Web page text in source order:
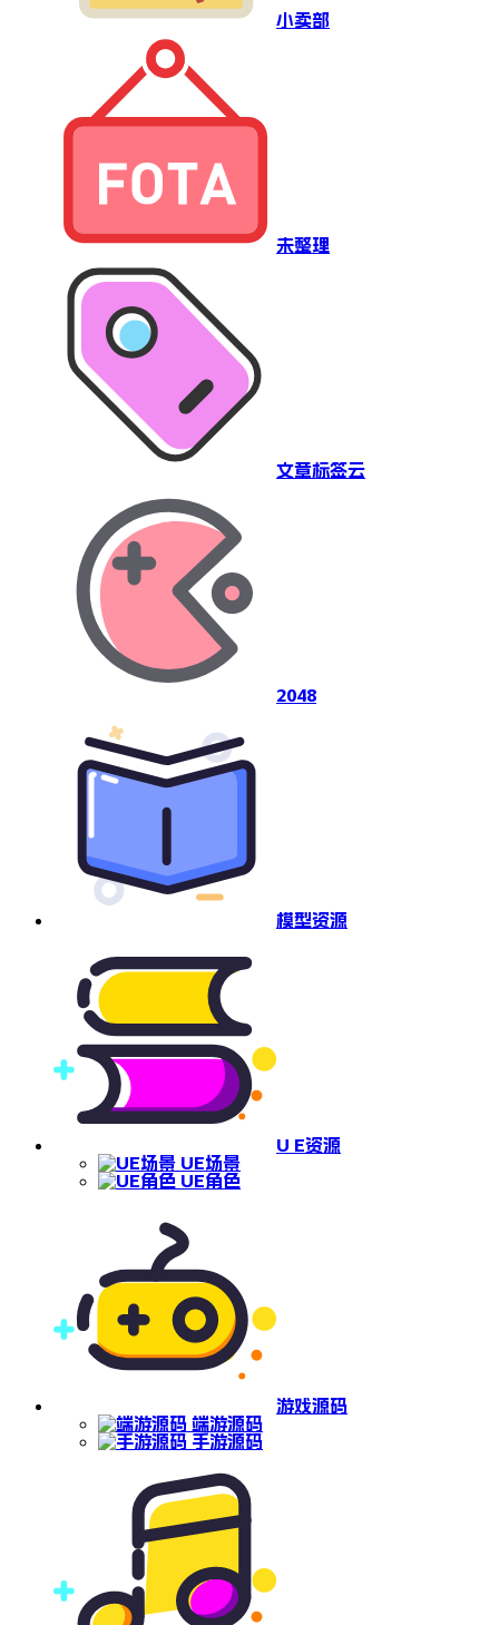
小卖部
未整理
文章标签云
2048
模型资源
U E资源
UE场景
UE角色
游戏源码
端游源码
手游源码